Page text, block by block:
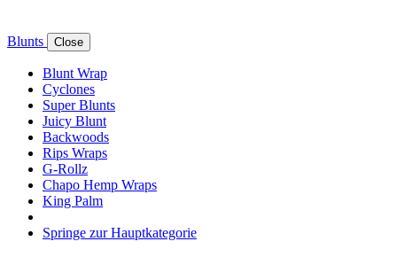
Blunts Close
Blunt Wrap
Cyclones
Super Blunts
Juicy Blunt
Backwoods
Rips Wraps
G-Rollz
Chapo Hemp Wraps
King Palm
Springe zur Hauptkategorie